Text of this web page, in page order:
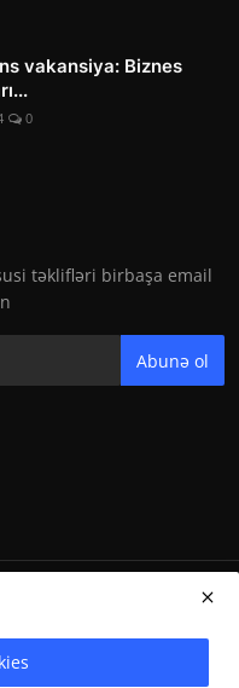
vakansiya: Biznes
0
təklifləri birbaşa email
Abunə ol